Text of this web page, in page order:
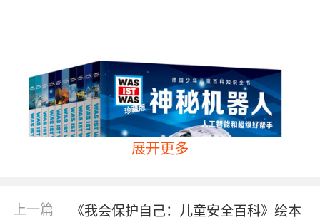
展开更多
上一篇
《我会保护自己：儿童安全百科》绘本